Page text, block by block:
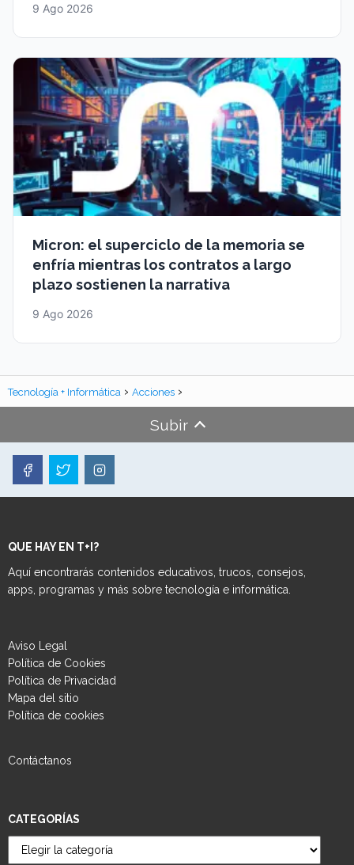
9 Ago 2026
Micron: el superciclo de la memoria se
enfría mientras los contratos a largo
plazo sostienen la narrativa
9 Ago 2026
Tecnología + Informática Acciones
Subir
QUE HAY EN T+I?
Aquí encontrarás contenidos educativos, trucos, consejos,
apps, programas y más sobre tecnología e informática.
Aviso Legal
Política de Cookies
Política de Privacidad
Mapa del sitio
Política de cookies
Contáctanos
CATEGORÍAS